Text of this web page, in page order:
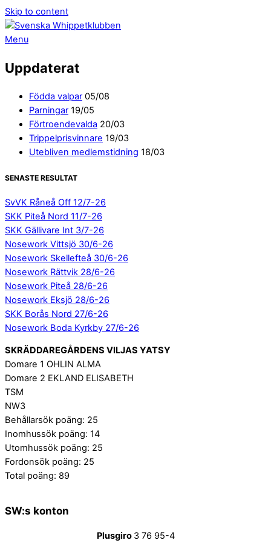
Skip to content
Menu
Uppdaterat
Födda valpar 05/08
Parningar 19/05
Förtroendevalda 20/03
Trippelprisvinnare 19/03
Utebliven medlemstidning 18/03
SENASTE RESULTAT
SvVK Råneå Off 12/7-26
SKK Piteå Nord 11/7-26
SKK Gällivare Int 3/7-26
Nosework Vittsjö 30/6-26
Nosework Skellefteå 30/6-26
Nosework Rättvik 28/6-26
Nosework Piteå 28/6-26
Nosework Eksjö 28/6-26
SKK Borås Nord 27/6-26
Nosework Boda Kyrkby 27/6-26
SKRÄDDAREGÅRDENS VILJAS YATSY
Domare 1 OHLIN ALMA
Domare 2 EKLAND ELISABETH
TSM
NW3
Behållarsök poäng: 25
Inomhussök poäng: 14
Utomhussök poäng: 25
Fordonsök poäng: 25
Total poäng: 89
SW:s konton
Plusgiro 3 76 95-4